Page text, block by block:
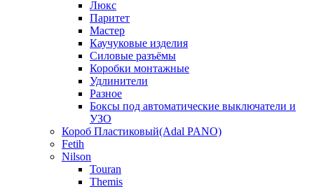
Люкс
Паритет
Мастер
Каучуковые изделия
Силовые разъёмы
Коробки монтажные
Удлинители
Разное
Боксы под автоматические выключатели и
УЗО
Короб Пластиковый(Adal PANO)
Fetih
Nilson
Touran
Themis